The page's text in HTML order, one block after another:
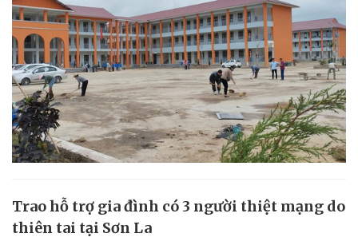
Trao hỗ trợ gia đình có 3 người thiệt mạng do
thiên tai tại Sơn La